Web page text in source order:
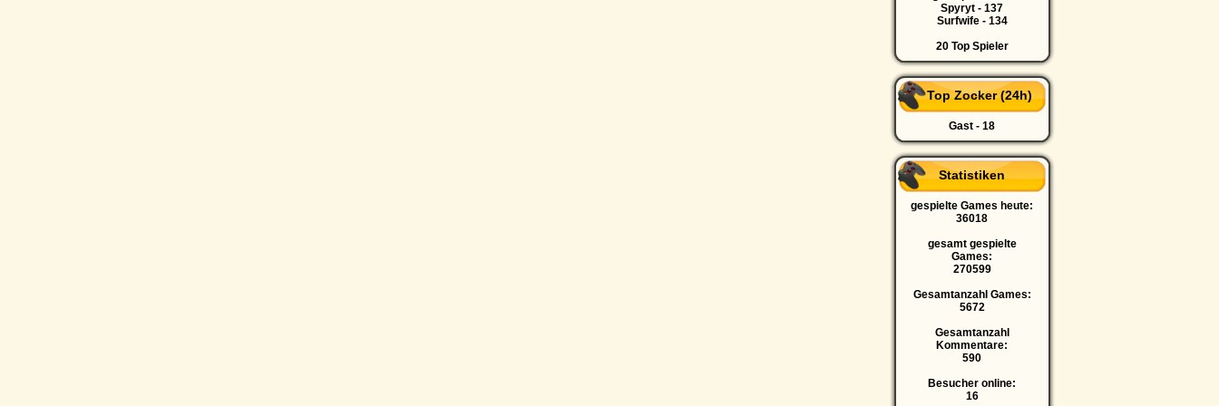
Spyryt - 137
Surfwife - 134
20 Top Spieler
Top Zocker (24h)
Gast - 18
Statistiken
gespielte Games heute:
36018
gesamt gespielte
Games:
270599
Gesamtanzahl Games:
5672
Gesamtanzahl
Kommentare:
590
Besucher online:
16